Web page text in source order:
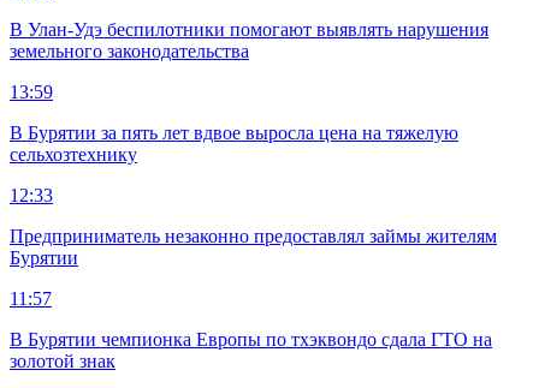
В Улан-Удэ беспилотники помогают выявлять нарушения
земельного законодательства
13:59
В Бурятии за пять лет вдвое выросла цена на тяжелую
сельхозтехнику
12:33
Предприниматель незаконно предоставлял займы жителям
Бурятии
11:57
В Бурятии чемпионка Европы по тхэквондо сдала ГТО на
золотой знак